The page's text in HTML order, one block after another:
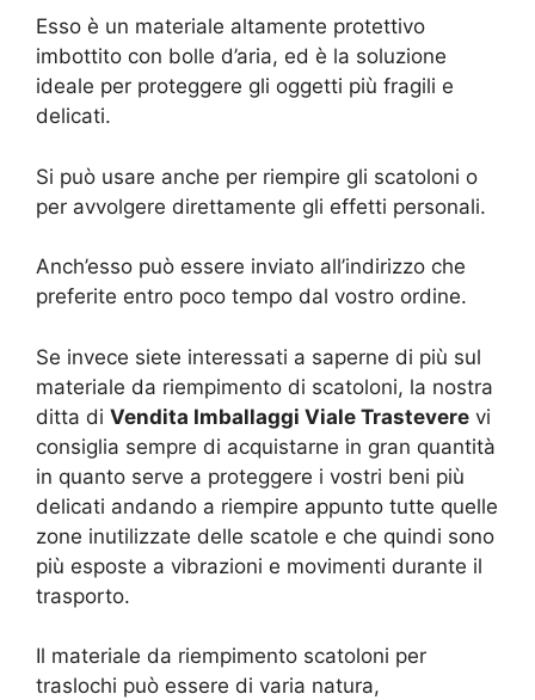
Esso è un materiale altamente protettivo
imbottito con bolle d’aria, ed è la soluzione
ideale per proteggere gli oggetti più fragili e
delicati.
Si può usare anche per riempire gli scatoloni o
per avvolgere direttamente gli effetti personali.
Anch’esso può essere inviato all’indirizzo che
preferite entro poco tempo dal vostro ordine.
Se invece siete interessati a saperne di più sul
materiale da riempimento di scatoloni, la nostra
ditta di Vendita Imballaggi Viale Trastevere vi
consiglia sempre di acquistarne in gran quantità
in quanto serve a proteggere i vostri beni più
delicati andando a riempire appunto tutte quelle
zone inutilizzate delle scatole e che quindi sono
più esposte a vibrazioni e movimenti durante il
trasporto.
Il materiale da riempimento scatoloni per
traslochi può essere di varia natura,